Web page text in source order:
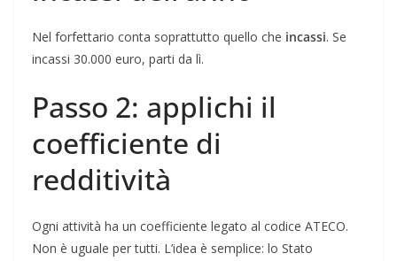
Nel forfettario conta soprattutto quello che incassi. Se
incassi 30.000 euro, parti da lì.
Passo 2: applichi il
coefficiente di
redditività
Ogni attività ha un coefficiente legato al codice ATECO.
Non è uguale per tutti. L’idea è semplice: lo Stato